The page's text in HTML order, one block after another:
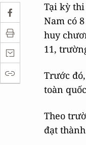
Tại kỳ
Nam có
huy
11,
Trước
toàn
Theo
đạt